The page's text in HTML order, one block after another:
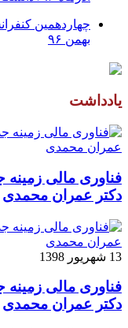
بهمن ۹۶
یادداشت
فناوری مالی
دکتر عمران محمدی
13 شهریور 1398
فناوری مالی
دکتر عمران محمدی